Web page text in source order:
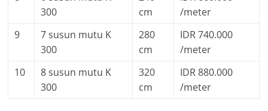
300
cm
/meter
9
7 susun mutu K
300
280
cm
IDR 740.000
/meter
10
8 susun mutu K
300
320
cm
IDR 880.000
/meter